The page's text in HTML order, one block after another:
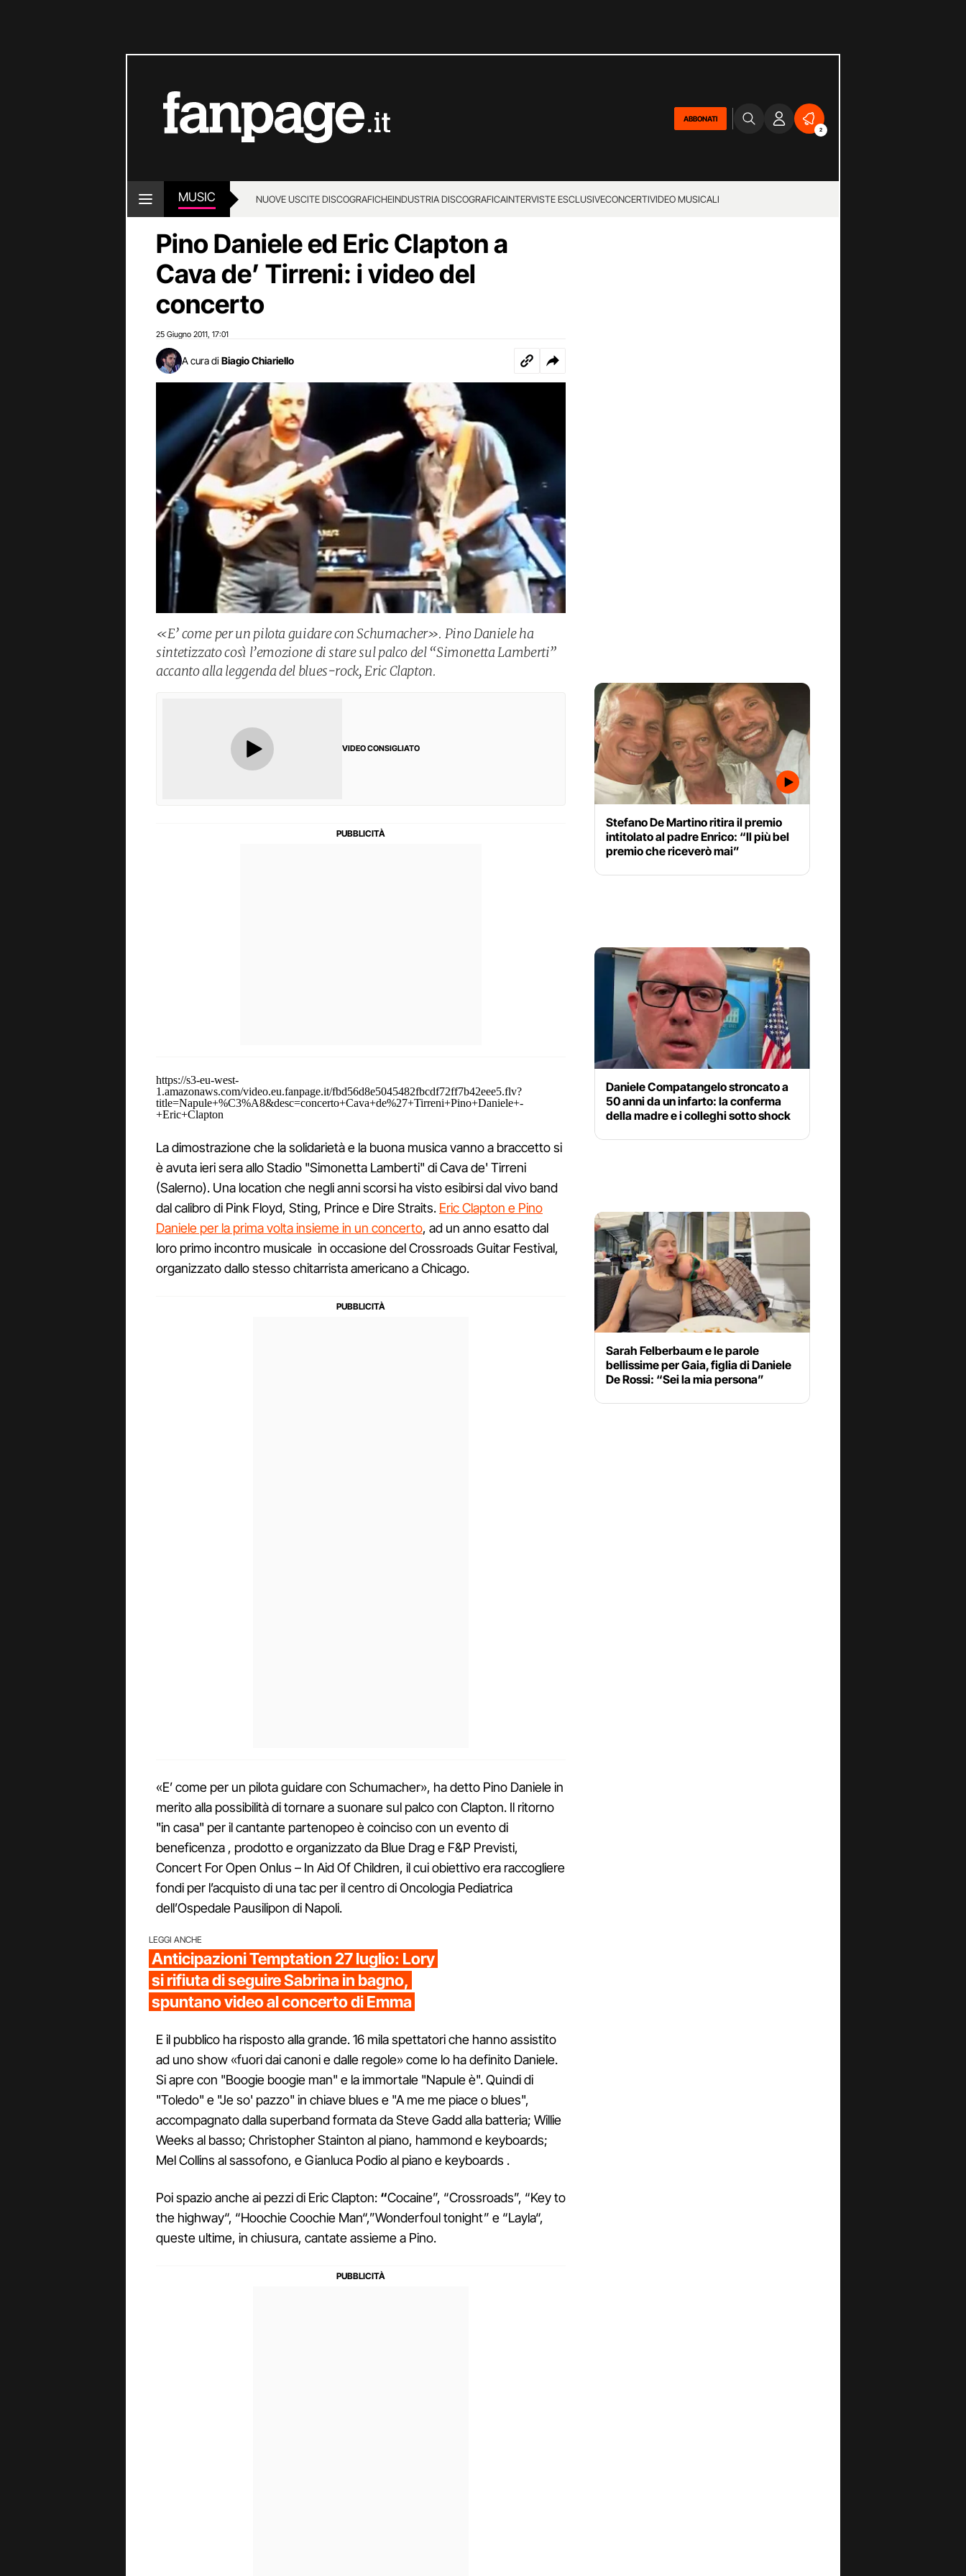
ABBONATI
2
MUSIC NUOVE USCITE DISCOGRAFICHEINDUSTRIA DISCOGRAFICAINTERVISTE ESCLUSIVECONCERTIVIDEO MUSICALI
Pino Daniele ed Eric Clapton a
Cava de’ Tirreni: i video del
concerto
25 Giugno 2011 17:01
A cura di Biagio Chiariello
«E’ come per un pilota guidare con Schumacher». Pino Daniele ha
sintetizzato così l’emozione di stare sul palco del “Simonetta Lamberti”
accanto alla leggenda del blues-rock, Eric Clapton.
VIDEO CONSIGLIATO
https://s3-eu-west-
1.amazonaws.com/video.eu.fanpage.it/fbd56d8e5045482fbcdf72ff7b42eee5.flv?
title=Napule+%C3%A8&desc=concerto+Cava+de%27+Tirreni+Pino+Daniele+-
+Eric+Clapton
La dimostrazione che la solidarietà e la buona musica vanno a braccetto si
è avuta ieri sera allo Stadio "Simonetta Lamberti" di Cava de' Tirreni
(Salerno). Una location che negli anni scorsi ha visto esibirsi dal vivo band
dal calibro di Pink Floyd, Sting, Prince e Dire Straits. Eric Clapton e Pino
Daniele per la prima volta insieme in un concerto, ad un anno esatto dal
loro primo incontro musicale in occasione del Crossroads Guitar Festival,
organizzato dallo stesso chitarrista americano a Chicago.
«E’ come per un pilota guidare con Schumacher», ha detto Pino Daniele in
merito alla possibilità di tornare a suonare sul palco con Clapton. Il ritorno
"in casa" per il cantante partenopeo è coinciso con un evento di
beneficenza , prodotto e organizzato da Blue Drag e F&P Previsti,
Concert For Open Onlus – In Aid Of Children, il cui obiettivo era raccogliere
fondi per l’acquisto di una tac per il centro di Oncologia Pediatrica
dell’Ospedale Pausilipon di Napoli.
LEGGI ANCHE
Anticipazioni Temptation 27 luglio: Lory
si rifiuta di seguire Sabrina in bagno,
spuntano video al concerto di Emma
E il pubblico ha risposto alla grande. 16 mila spettatori che hanno assistito
ad uno show «fuori dai canoni e dalle regole» come lo ha definito Daniele.
Si apre con "Boogie boogie man" e la immortale "Napule è". Quindi di
"Toledo" e "Je so' pazzo" in chiave blues e "A me me piace o blues",
accompagnato dalla superband formata da Steve Gadd alla batteria; Willie
Weeks al basso; Christopher Stainton al piano, hammond e keyboards;
Mel Collins al sassofono, e Gianluca Podio al piano e keyboards .
Poi spazio anche ai pezzi di Eric Clapton: “Cocaine”, “Crossroads”, “Key to
the highway“, “Hoochie Coochie Man“,”Wonderfoul tonight” e “Layla“,
queste ultime, in chiusura, cantate assieme a Pino.
Stefano De Martino ritira il premio
intitolato al padre Enrico: “Il più bel
premio che riceverò mai”
Daniele Compatangelo stroncato a
50 anni da un infarto: la conferma
della madre e i colleghi sotto shock
Sarah Felberbaum e le parole
bellissime per Gaia, figlia di Daniele
De Rossi: “Sei la mia persona”